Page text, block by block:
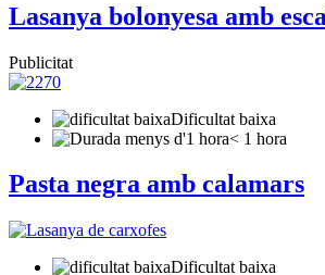
Lasanya bolonyesa amb
Publicitat
Dificultat baixa
< 1 hora
Pasta negra amb calamars
Dificultat baixa